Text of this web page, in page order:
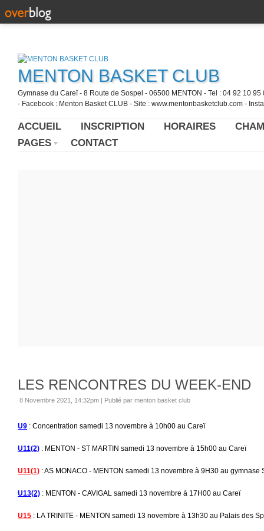
MENTON BASKET CLUB
Gymnase du Careï - 8 Route de Sospel - 06500 MENTON - Tel : 04 92 10
- Facebook : Menton Basket CLUB - Site : www.mentonbasketclub.com -
ACCUEIL INSCRIPTION HORAIRES
PAGES
CONTACT
LES RENCONTRES DU WEEK-END
8 Novembre 2021, 14:32pm | Publié par menton basket club
U9 : Concentration samedi 13 novembre à 10h00 au Careï
U11(2) : MENTON - ST MARTIN samedi 13 novembre à 15h00 au Careï
U11(1) : AS MONACO - MENTON samedi 13 novembre à 9H30 au gymnase
U13(2) : MENTON - CAVIGAL samedi 13 novembre à 17H00 au Careï
U15 : LA TRINITE - MENTON samedi 13 novembre à 13h30 au Palais des